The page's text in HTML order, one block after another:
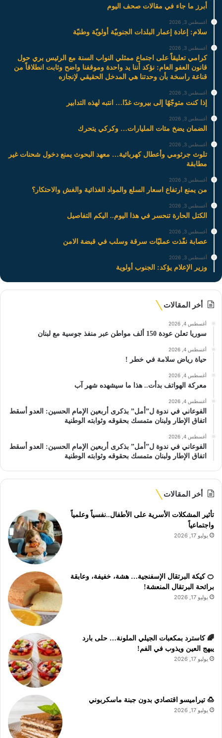
أبرز ما جاء في مقالات صحف اليوم
أغسطس 3, 2026
سلام: إعادة إعمار البلدات الجنوبيّة أولويّة وطنيّة
أغسطس 3, 2026
كرامي تعليقاً على اجتماع ممثلي النواب السنة مع الرئيس بري حول
قانون العفو العام: نؤكد أننا يد واحدة وموقفنا واضح وثابت انطلاقاً من
قناعة راسخة بأن وحدتنا هي المدخل الحقيقي لإنجازه
أغسطس 3, 2026
إذا كنت متوجّهًا إلى بيروت غدًا… انتبه لهذه التدابير
أغسطس 3, 2026
الضمان يضخ مئات المليارات… وكركي يتحرك
أغسطس 3, 2026
تلوث جرثومي وأعطال كهربائية… معهد البحوث يمنع دخول شحنات غير
مطابقة
أغسطس 3, 2026
من يمنع ارتفاع اسعار السلع والمواد الغذائية والغش والاحتكار؟
أغسطس 3, 2026
الكتل الحارة تنحسر في هذا اليوم.. اليكم التفاصيل
أغسطس 3, 2026
عصابة نفّذت عمليّات سرقة وسلب في قبضة الامن
أغسطس 3, 2026
وزير الإعلام يؤكد: الجنوب أولوية
أخر المقالات
أغسطس 4, 2026
سوريا تعلن عودة 150 ألف مواطن عبر منفذ جوسية مع لبنان
أغسطس 4, 2026
حياة رياض سلامة في خطر !
أغسطس 4, 2026
معركة الهواتف بدأت.. هذا ما سيشهده شهر آب
أغسطس 4, 2026
الفوعاني في ندوة ل”أمل” بذكرى أربعين الإمام الحسين: العدو أسقط
اتفاق الإطار ولبنان متمسك بحقوقه وثوابته الوطنية
أغسطس 4, 2026
الفوعاني في ندوة ل”أمل” بذكرى أربعين الإمام الحسين: العدو أسقط
اتفاق الإطار ولبنان متمسك بحقوقه وثوابته الوطنية
أخر المقالات
تأثير المشكلات الأسرية على الأطفال..نفسياً وعلمياً
واجتماعياً
يوليو 17, 2026
🍊 كيكة البرتقال الإسفنجية… هشة، خفيفة، وعابقة
برائحة البرتقال المنعشة!
يوليو 17, 2026
🌈 كاسترد بمكعبات الجيلي الملونة… حلى بارد
يبهج العين ويذوب في الفم!
يوليو 17, 2026
🍮 تيراميسو اقتصادي بدون جبنة ماسكربوني
يوليو 17, 2026